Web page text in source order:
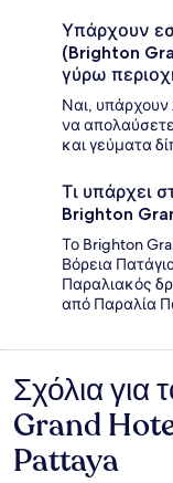
Υπάρχουν
(Brighton
γύρω
Ναι, υπάρχουν
να
και γεύματα
Τι υπάρχει
Brighton
Το Brighton
Βόρεια
Παραλιακός
από Παραλία
Σχόλια
Σχόλια
Grand
Pattaya